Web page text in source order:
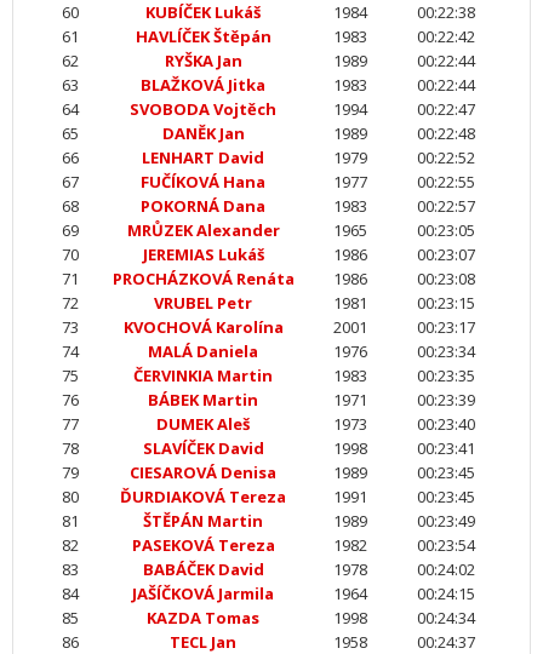
60
KUBÍČEK Lukáš 1984
00:22:38
61
HAVLÍČEK Štěpán 1983
00:22:42
62
RYŠKA Jan 1989
00:22:44
63
BLAŽKOVÁ Jitka 1983
00:22:44
64
SVOBODA Vojtěch 1994
00:22:47
65
DANĚK Jan 1989
00:22:48
66
LENHART David 1979
00:22:52
67
FUČÍKOVÁ Hana 1977
00:22:55
68
POKORNÁ Dana 1983
00:22:57
69
MRŮZEK Alexander 1965
00:23:05
70
JEREMIAS Lukáš 1986
00:23:07
71
PROCHÁZKOVÁ Renáta 1986
00:23:08
72
VRUBEL Petr 1981
00:23:15
73
KVOCHOVÁ Karolína 2001
00:23:17
74
MALÁ Daniela 1976
00:23:34
75
ČERVINKIA Martin 1983
00:23:35
76
BÁBEK Martin 1971
00:23:39
77
DUMEK Aleš 1973
00:23:40
78
SLAVÍČEK David 1998
00:23:41
79
CIESAROVÁ Denisa 1989
00:23:45
80
ĎURDIAKOVÁ Tereza 1991
00:23:45
81
ŠTĚPÁN Martin 1989
00:23:49
82
PASEKOVÁ Tereza 1982
00:23:54
83
BABÁČEK David 1978
00:24:02
84
JAŠÍČKOVÁ Jarmila 1964
00:24:15
85
KAZDA Tomas 1998
00:24:34
86
TECL Jan 1958
00:24:37